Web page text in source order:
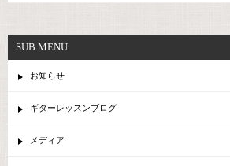
SUB MENU
お知らせ
ギターレッスンブログ
メディア